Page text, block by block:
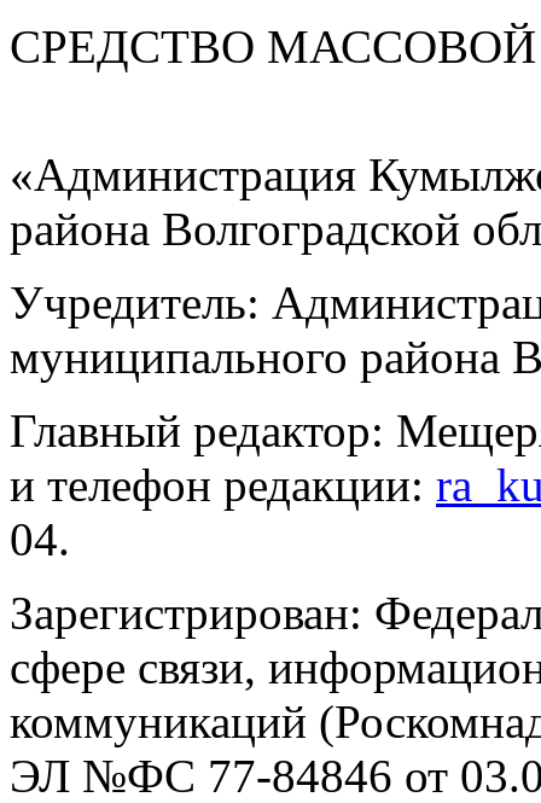
СРЕДСТВО
«Администрация
района Волгоградской
Учредитель:
муниципального района
Главный редактор:
и телефон редакции:
04.
Зарегистрирован:
сфере связи,
коммуникаций
ЭЛ №ФС 77-84846 от